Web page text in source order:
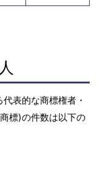
表的な商標権者・
標)の件数は以下の